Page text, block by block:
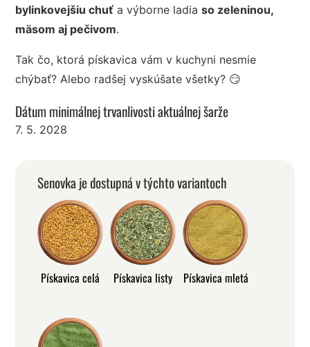
bylinkovejšiu chuť a výborne ladiaso zeleninou,
mäsom aj pečivom.
Tak čo, ktorá pískavica vám v kuchyni nesmie
chýbať? Alebo radšej vyskúšate všetky? 😏
Dátum minimálnej trvanlivosti aktuálnej šarže
7. 5. 2028
Senovka je dostupná v týchto variantoch
Pískavica celá Pískavica listy Pískavica mletá